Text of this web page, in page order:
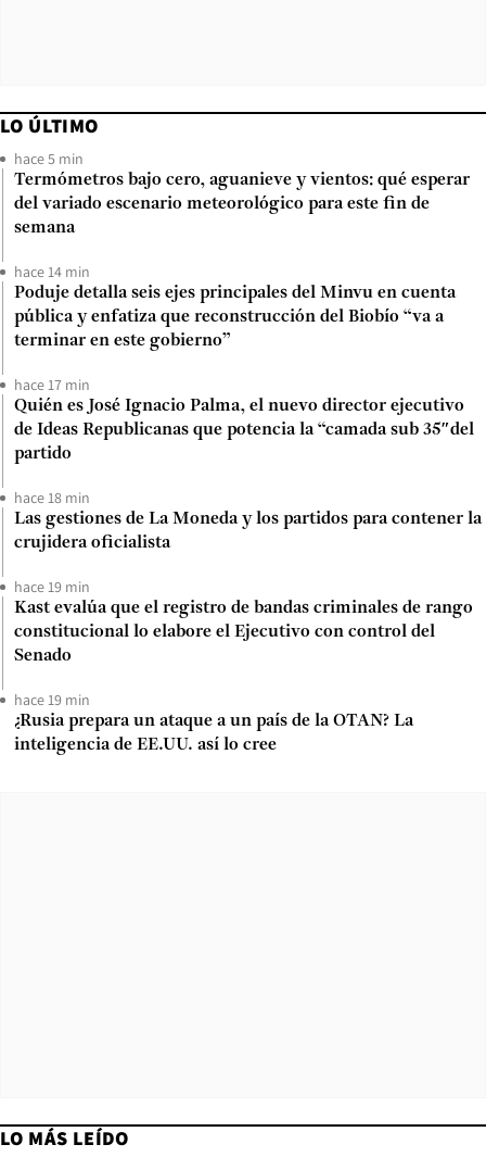
LO ÚLTIMO
hace 5 min
Termómetros bajo cero, aguanieve y vientos: qué esperar
del variado escenario meteorológico para este fin de
semana
hace 14 min
Poduje detalla seis ejes principales del Minvu en cuenta
pública y enfatiza que reconstrucción del Biobío “va a
terminar en este gobierno”
hace 17 min
Quién es José Ignacio Palma, el nuevo director ejecutivo
de Ideas Republicanas que potencia la “camada sub 35″del
partido
hace 18 min
Las gestiones de La Moneda y los partidos para contener la
crujidera oficialista
hace 19 min
Kast evalúa que el registro de bandas criminales de rango
constitucional lo elabore el Ejecutivo con control del
Senado
hace 19 min
¿Rusia prepara un ataque a un país de la OTAN? La
inteligencia de EE.UU. así lo cree
LO MÁS LEÍDO